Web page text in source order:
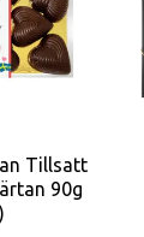
Tillsatt
90g